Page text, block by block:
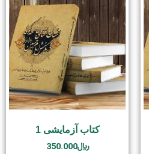
کتاب آزمایشی 1
﷼350.000